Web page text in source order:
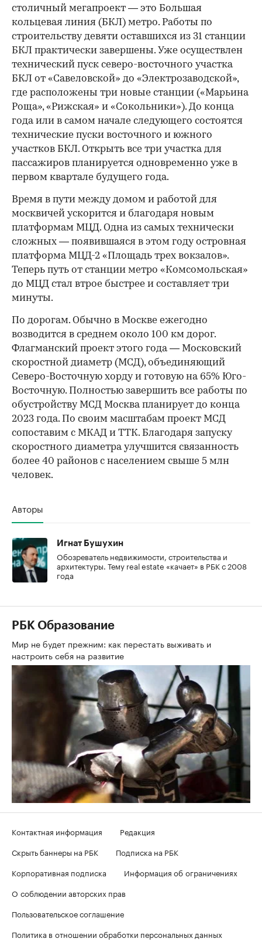
столичный мегапроект — это Большая
кольцевая линия (БКЛ) метро. Работы по
строительству девяти оставшихся из 31 станции
БКЛ практически завершены. Уже осуществлен
технический пуск северо-восточного участка
БКЛ от «Савеловской» до «Электрозаводской»,
где расположены три новые станции («Марьина
Роща», «Рижская» и «Сокольники»). До конца
года или в самом начале следующего состоятся
технические пуски восточного и южного
участков БКЛ. Открыть все три участка для
пассажиров планируется одновременно уже в
первом квартале будущего года.
Время в пути между домом и работой для
москвичей ускорится и благодаря новым
платформам МЦД. Одна из самых технически
сложных — появившаяся в этом году островная
платформа МЦД-2 «Площадь трех вокзалов».
Теперь путь от станции метро «Комсомольская»
до МЦД стал втрое быстрее и составляет три
минуты.
По дорогам. Обычно в Москве ежегодно
возводится в среднем около 100 км дорог.
Флагманский проект этого года — Московский
скоростной диаметр (МСД), объединяющий
Северо-Восточную хорду и готовую на 65% Юго-
Восточную. Полностью завершить все работы по
обустройству МСД Москва планирует до конца
2023 года. По своим масштабам проект МСД
сопоставим с МКАД и ТТК. Благодаря запуску
скоростного диаметра улучшится связанность
более 40 районов с населением свыше 5 млн
человек.
Авторы
Игнат Бушухин
Обозреватель недвижимости, строительства и
архитектуры. Тему real estate «качает» в РБК с 2008
года
РБК Образование
Мир не будет прежним: как перестать выживать и
настроить себя на развитие
Контактная информация
Редакция
Скрыть баннеры на РБК
Подписка на РБК
Корпоративная подписка
Информация об ограничениях
О соблюдении авторских прав
Пользовательское соглашение
Политика в отношении обработки персональных данных